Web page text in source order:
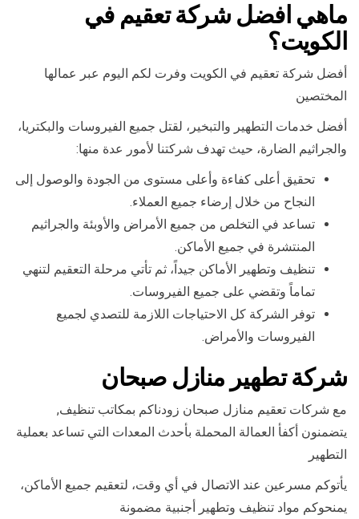
ماهي افضل شركة تعقيم في
الكويت؟
أفضل شركة تعقيم في الكويت وفرت لكم اليوم عبر عمالها
المختصين
أفضل خدمات التطهير والتبخير، لقتل جميع الفيروسات والبكتريا،
والجراثيم الضارة، حيث تهدف شركتنا لأمور عدة منها:
تحقيق أعلى كفاءة وأعلى مستوى من الجودة والوصول إلى
النجاح من خلال إرضاء جميع العملاء.
تساعد في التخلص من جميع الأمراض والأوبئة والجراثيم
المنتشرة في جميع الأماكن.
تنظيف وتطهير الأماكن جيداً، ثم تأتي مرحلة التعقيم لتنهي
تماماً وتقضي على جميع الفيروسات.
توفر الشركة كل الاحتياجات اللازمة للتصدي لجميع
الفيروسات والأمراض.
شركة تطهير منازل صبحان
مع شركات تعقيم منازل صبحان زودناكم بمكاتب تنظيف,
يتضمنون أكفأ العمالة المحملة بأحدث المعدات التي تساعد بعملية
التطهير
يأتوكم مسرعين عند الاتصال في أي وقت، لتعقيم جميع الأماكن،
يمنحوكم مواد تنظيف وتطهير أجنبية مضمونة